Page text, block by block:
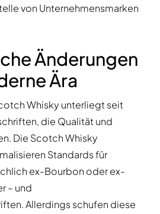
von Unternehmensmarken
Änderungen
Ära
Whisky unterliegt seit
die Qualität und
Die Scotch Whisky
Standards für
ex-Bourbon oder ex-
– und
Allerdings schufen diese